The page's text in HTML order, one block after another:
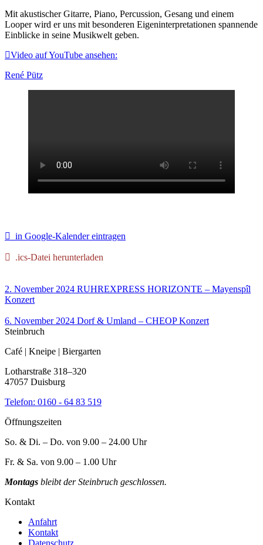
Mit akustischer Gitarre, Piano, Percussion, Gesang und einem
Looper wird er uns mit besonderen Eigeninterpretationen spannende
Einblicke in seine Musikwelt geben.
Video auf YouTube ansehen:
René Pütz
in Google-Kalender eintragen
.ics-Datei herunterladen
2. November 2024 RUHREXPRESS HORIZONTE – Mayenspîl
Konzert
6. November 2024 Dorf & Umland – CHEOP Konzert
Steinbruch
Café | Kneipe | Biergarten
Lotharstraße 318–320
47057 Duisburg
Telefon: 0160 - 64 83 519
Öffnungszeiten
So. & Di. – Do. von 9.00 – 24.00 Uhr
Fr. & Sa. von 9.00 – 1.00 Uhr
Montags bleibt der Steinbruch geschlossen.
Kontakt
Anfahrt
Kontakt